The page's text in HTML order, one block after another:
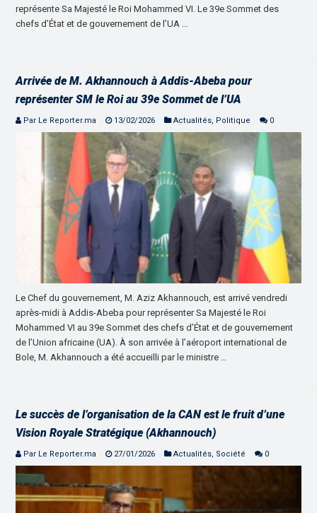
représente Sa Majesté le Roi Mohammed VI. Le 39e Sommet des
chefs d’État et de gouvernement de l’UA …
Arrivée de M. Akhannouch à Addis-Abeba pour
représenter SM le Roi au 39e Sommet de l’UA
Par Le Reporter.ma 13/02/2026 Actualités, Politique 0
Le Chef du gouvernement, M. Aziz Akhannouch, est arrivé vendredi
après-midi à Addis-Abeba pour représenter Sa Majesté le Roi
Mohammed VI au 39e Sommet des chefs d’État et de gouvernement
de l’Union africaine (UA). À son arrivée à l’aéroport international de
Bole, M. Akhannouch a été accueilli par le ministre …
Le succès de l’organisation de la CAN est le fruit d’une
Vision Royale Stratégique (Akhannouch)
Par Le Reporter.ma 27/01/2026 Actualités, Société 0